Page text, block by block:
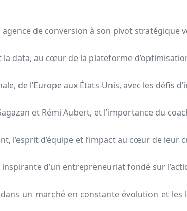
agence de conversion à son pivot stratégique
la data, au cœur de la plateforme d’optimisation
de l’Europe aux États-Unis, avec les défis
et Rémi Aubert, et l'importance du
l’esprit d’équipe et l’impact au cœur de
d’un entrepreneuriat fondé sur
un marché en constante évolution et